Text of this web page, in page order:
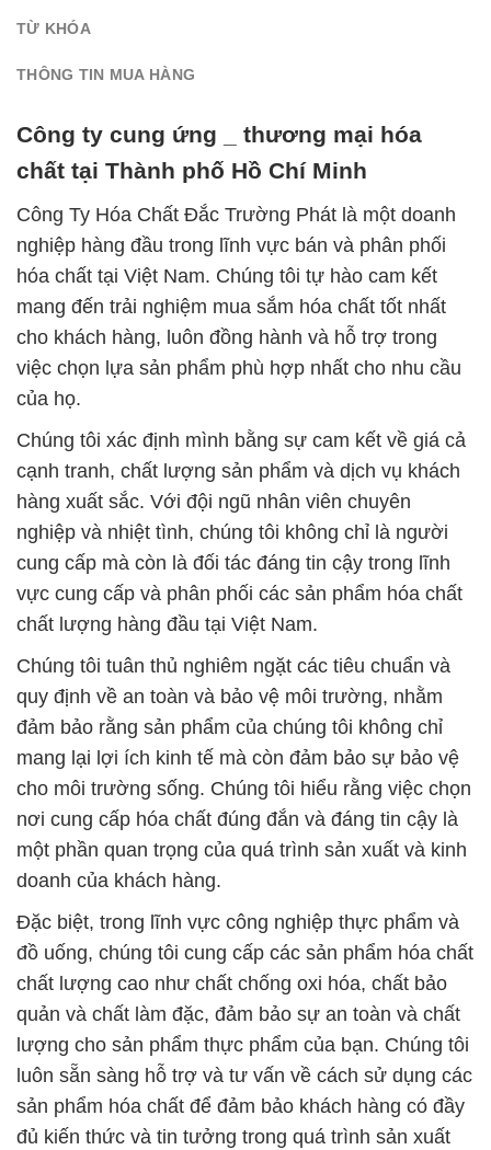
TỪ KHÓA
THÔNG TIN MUA HÀNG
Công ty cung ứng _ thương mại hóa
chất tại Thành phố Hồ Chí Minh
Công Ty Hóa Chất Đắc Trường Phát là một doanh
nghiệp hàng đầu trong lĩnh vực bán và phân phối
hóa chất tại Việt Nam. Chúng tôi tự hào cam kết
mang đến trải nghiệm mua sắm hóa chất tốt nhất
cho khách hàng, luôn đồng hành và hỗ trợ trong
việc chọn lựa sản phẩm phù hợp nhất cho nhu cầu
của họ.
Chúng tôi xác định mình bằng sự cam kết về giá cả
cạnh tranh, chất lượng sản phẩm và dịch vụ khách
hàng xuất sắc. Với đội ngũ nhân viên chuyên
nghiệp và nhiệt tình, chúng tôi không chỉ là người
cung cấp mà còn là đối tác đáng tin cậy trong lĩnh
vực cung cấp và phân phối các sản phẩm hóa chất
chất lượng hàng đầu tại Việt Nam.
Chúng tôi tuân thủ nghiêm ngặt các tiêu chuẩn và
quy định về an toàn và bảo vệ môi trường, nhằm
đảm bảo rằng sản phẩm của chúng tôi không chỉ
mang lại lợi ích kinh tế mà còn đảm bảo sự bảo vệ
cho môi trường sống. Chúng tôi hiểu rằng việc chọn
nơi cung cấp hóa chất đúng đắn và đáng tin cậy là
một phần quan trọng của quá trình sản xuất và kinh
doanh của khách hàng.
Đặc biệt, trong lĩnh vực công nghiệp thực phẩm và
đồ uống, chúng tôi cung cấp các sản phẩm hóa chất
chất lượng cao như chất chống oxi hóa, chất bảo
quản và chất làm đặc, đảm bảo sự an toàn và chất
lượng cho sản phẩm thực phẩm của bạn. Chúng tôi
luôn sẵn sàng hỗ trợ và tư vấn về cách sử dụng các
sản phẩm hóa chất để đảm bảo khách hàng có đầy
đủ kiến thức và tin tưởng trong quá trình sản xuất